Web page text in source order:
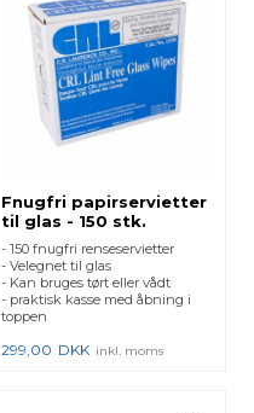
Fnugfri papirservietter
til glas - 150 stk.
- 150 fnugfri renseservietter
- Velegnet til glas
- Kan bruges tørt eller vådt
- praktisk kasse med åbning i
toppen
299,00 DKK inkl. moms